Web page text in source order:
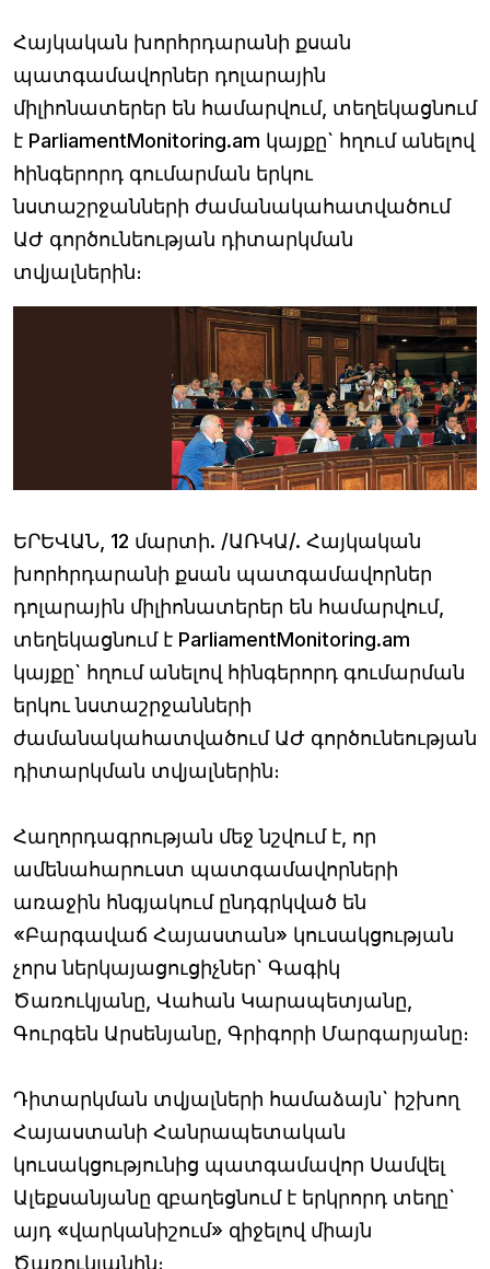
Հայկական խորհրդարանի քսան
պատգամավորներ դոլարային
միլիոնատերեր են համարվում, տեղեկացնում
է ParliamentMonitoring.am կայքը` հղում անելով
հինգերորդ գումարման երկու
նստաշրջանների ժամանակահատվածում
ԱԺ գործունեության դիտարկման
տվյալներին։
ԵՐԵՎԱՆ, 12 մարտի. /ԱՌԿԱ/. Հայկական
խորհրդարանի քսան պատգամավորներ
դոլարային միլիոնատերեր են համարվում,
տեղեկացնում է ParliamentMonitoring.am
կայքը` հղում անելով հինգերորդ գումարման
երկու նստաշրջանների
ժամանակահատվածում ԱԺ գործունեության
դիտարկման տվյալներին։
Հաղորդագրության մեջ նշվում է, որ
ամենահարուստ պատգամավորների
առաջին հնգյակում ընդգրկված են
«Բարգավաճ Հայաստան» կուսակցության
չորս ներկայացուցիչներ` Գագիկ
Ծառուկյանը, Վահան Կարապետյանը,
Գուրգեն Արսենյանը, Գրիգորի Մարգարյանը։
Դիտարկման տվյալների համաձայն` իշխող
Հայաստանի Հանրապետական
կուսակցությունից պատգամավոր Սամվել
Ալեքսանյանը զբաղեցնում է երկրորդ տեղը`
այդ «վարկանիշում» զիջելով միայն
Ծառուկյանին։